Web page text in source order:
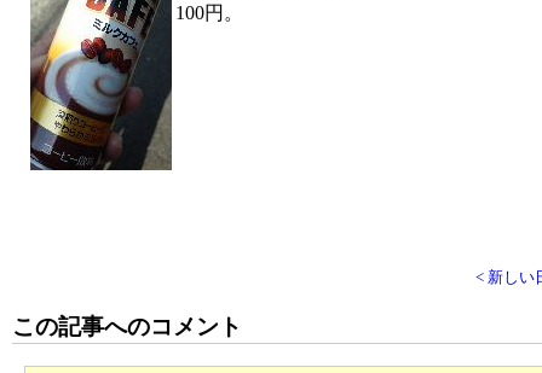
100円。
< 新しい
この記事へのコメント